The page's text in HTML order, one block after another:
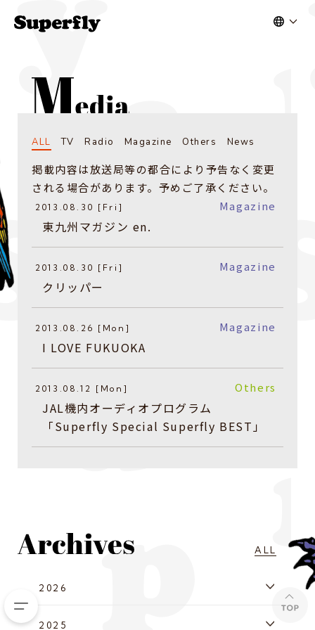
ALL TV Radio Magazine Others News
掲載内容は放送局等の都合により予告なく変更
される場合があります。予めご了承ください。
2013.08.30 [Fri] Magazine
東九州マガジン en.
2013.08.30 [Fri] Magazine
クリッパー
2013.08.26 [Mon] Magazine
I LOVE FUKUOKA
2013.08.12 [Mon] Others
JAL機内オーディオプログラム
「Superfly Special Superfly BEST」
ALL
2026
2025